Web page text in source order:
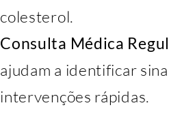
colesterol.
Consulta Médica
ajudam a identificar
intervenções rápidas.